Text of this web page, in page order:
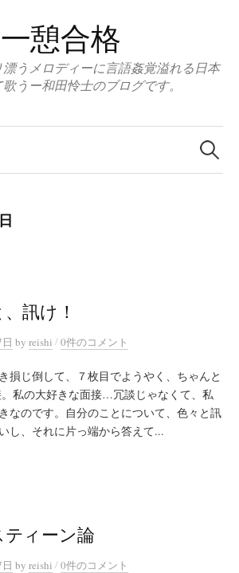
一憩合格
うメロディーに言語姦覚溢れる日本
うー和田怜士のブログです。
検
訊け！
by reishi /0件のコメント
損じ倒して、７枚目でようやく、ちゃんと
私の大好きな面接…冗談じゃなくて、私
なのです。自分のことについて、色々と訊
し、それに片っ端から答えて...
ィーン論
by reishi /0件のコメント